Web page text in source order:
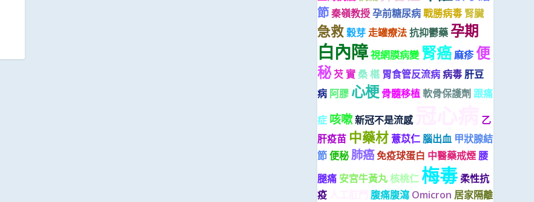
節秦嶺教授孕前糖尿病戰勝病毒 腎臟
急救穀芽 走罐療法抗抑鬱藥 孕期
白內障視網膜病變 腎癌麻疹 便
秘 芡 實桑 椹 胃食管反流病病毒 肝豆
病 阿膠 心梗 骨髓移植軟骨保護劑 跟痛
症 咳嗽新冠不是流感
乙
肝疫苗 中藥材薏苡仁腦出血 甲狀腺結
節便秘肺癌免疫球蛋白 中醫藥戒煙 腰
腿痛 安宮牛黃丸核桃仁 梅毒 柔性抗
疫
腹痛腹瀉 Omicron 居家隔離